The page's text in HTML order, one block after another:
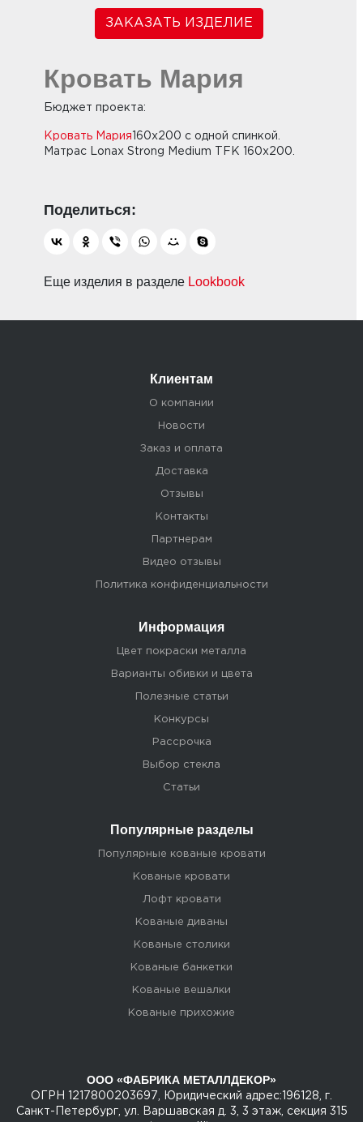
ЗАКАЗАТЬ ИЗДЕЛИЕ
Кровать Мария
Бюджет проекта:
Кровать Мария 160х200 с одной спинкой.
Матрас Lonax Strong Medium TFK 160х200.
Еще изделия в разделе Lookbook
Клиентам
О компании
Новости
Заказ и оплата
Доставка
Отзывы
Контакты
Партнерам
Видео отзывы
Политика конфиденциальности
Информация
Цвет покраски металла
Варианты обивки и цвета
Полезные статьи
Конкурсы
Рассрочка
Выбор стекла
Статьи
Популярные разделы
Популярные кованые кровати
Кованые кровати
Лофт кровати
Кованые диваны
Кованые столики
Кованые банкетки
Кованые вешалки
Кованые прихожие
ООО «ФАБРИКА МЕТАЛЛДЕКОР»
ОГРН 1217800203697, Юридический адрес:196128, г.
Санкт-Петербург, ул. Варшавская д. 3, 3 этаж, секция 315